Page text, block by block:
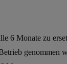
6 Monate zu
genommen